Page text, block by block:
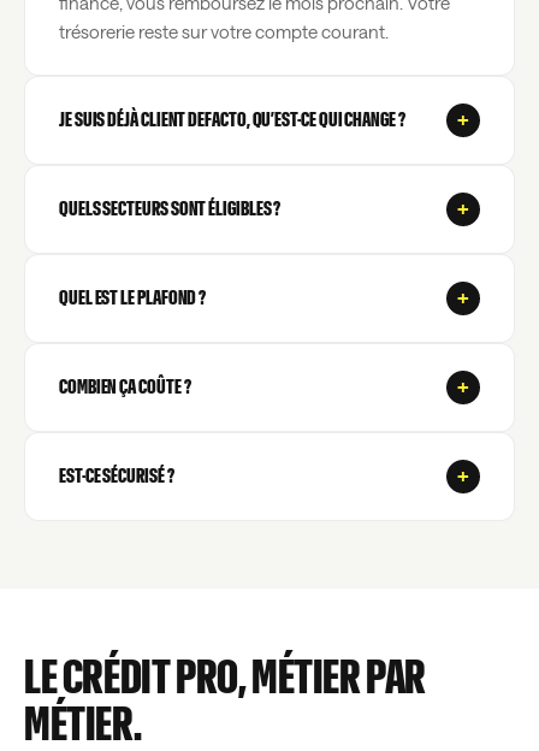
trésorerie reste sur votre compte courant.
JE SUIS DÉJÀ CLIENT DEFACTO, QU’EST-CE QUI CHANGE ? +
QUELS SECTEURS SONT ÉLIGIBLES ? +
QUEL EST LE PLAFOND ? +
COMBIEN ÇA COÛTE ? +
EST-CE SÉCURISÉ ? +
LE CRÉDIT PRO, MÉTIER PAR
MÉTIER.